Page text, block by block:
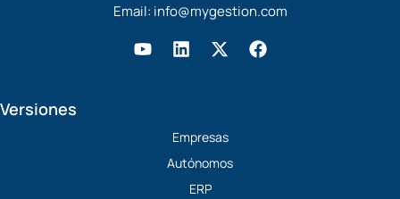
Email: info@mygestion.com
Y L
d
i
n
X
t
t
e
F
a
Versiones
Empresas
Autónomos
ERP